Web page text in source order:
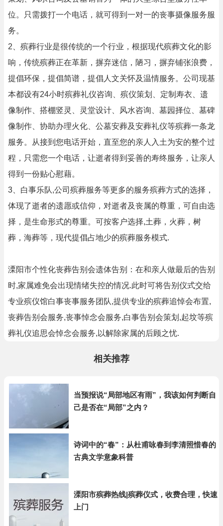
位。只需拨打一个电话，就可得到一对一的丧事摄像服务服
务。
2、殡葬行业是很传统的一个行业，根据现代殡葬文化的影
响，传统殡葬正在革新，摒弃迷信，陋习，摒弃铺张浪费，
提倡环保，提倡简谱，提倡人文关怀及温情服务。公司现基
本都设有24小时殡葬礼仪咨询、殡仪策划、定制寿衣、遗
像制作、搭棚竖灵、灵堂设计、风水咨询、墓园择位、墓碑
像制作、协助办理火化、公墓安葬及安葬礼仪等殡葬一条龙
服务。从接到您电话开始，直至您的亲人入土为安的整个过
程，只需您一个电话，让逝者得到妥善的寿终服务，让亲人
得到一份贴心慰藉。
3、白事乐队,公司殡葬服务等更多的服务殡葬方式的选择，
体现了逝者的遗愿或信仰，对逝者及丧属的尊重，可自由选
择，是生命形式的尊重。可按客户选择,土葬，火葬，树
葬，海葬等，现代提倡占地少的殡葬服务模式.
溧阳市个性化丧葬告别会遗体告别：在和亲人做最后的告别
时,家属难免会出现情绪失控的情况.此时可将告别仪式交给
专业殡仪馆白事丧事服务团队,提供专业的殡葬追悼会布置,
丧葬告别会服务,丧事悼念会服务,白事告别会策划,起坟等殡
葬礼仪追思会悼念会服务,以解除家属的后顾之忧.
相关推荐
当预报说“局部地区有雨”，我该如何判断自
己是否在“局部”之内？
诗词中的“春”：从杜甫咏春到李清照惜春的
古典文学意象科普
溧阳市殡葬热线|殡葬仪式，收费合理，快速
上门